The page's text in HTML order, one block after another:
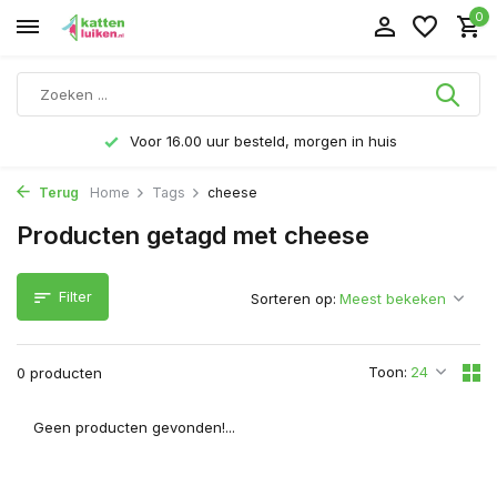
0
Voor 16.00 uur besteld, morgen in huis
Terug Home Tags cheese
Producten getagd met cheese
Filter
0 producten Toon:
Sorteren op:
Geen producten gevonden!...